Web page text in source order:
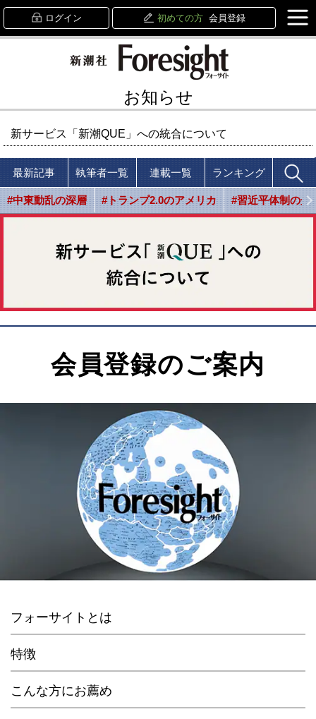
ログイン 初めての方 会員登録
お知らせ
新サービス「新潮QUE」への統合について
最新記事 執筆者一覧 連載一覧 ランキング
#中東動乱の深層 #トランプ2.0のアメリカ #習近平体制の光
会員登録のご案内
フォーサイトとは
特徴
こんな方にお薦め